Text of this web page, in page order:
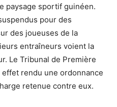
paysage sportif guinéen.
pour des
des joueuses de la
entraîneurs voient la
Le Tribunal de Première
rendu une ordonnance
retenue contre eux.